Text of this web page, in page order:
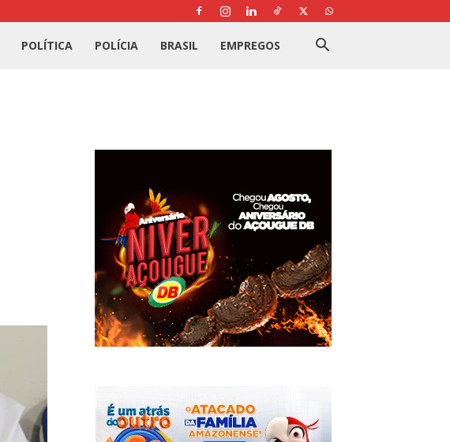
POLÍTICA POLÍCIA BRASIL EMPREGOS